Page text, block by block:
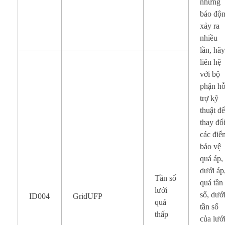
báo
xảy ra
nhiều
lần, hãy
liên hệ
với bộ
phận
trợ kỹ
thuật để
thay
các
bảo vệ
quá áp,
dưới
quá tần
số,
tần số
của
ID004 GridUFP
Tần số
lưới
quá
thấp